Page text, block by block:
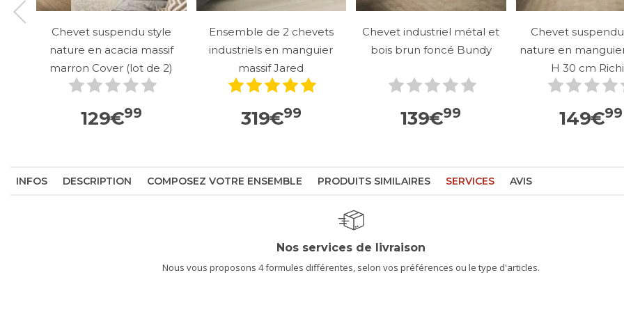
Chevet suspendu style
nature en acacia massif
marron Cover (lot de 2)
129€99
Ensemble de 2 chevets
industriels en manguier
massif Jared
319€99
Chevet industriel métal et
bois brun foncé Bundy
139€99
Chevet
nature en
H 30 cm
149€99
INFOS DESCRIPTION COMPOSEZ VOTRE ENSEMBLE PRODUITS SIMILAIRES SERVICES AVIS
Nos services de livraison
Nous vous proposons 4 formules différentes, selon vos préférences ou le type d'articles.